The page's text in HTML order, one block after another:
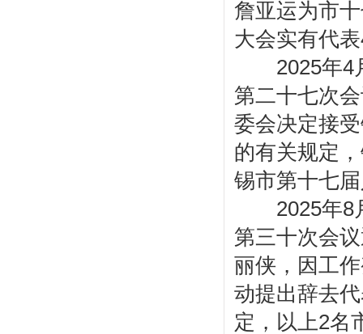
詹亚运为市
大会实有代
2025年4月
第二十七次
委会决定接
的有关规定
锡市第十七
2025年8月
第三十次会
丽侠，因工
动提出辞去
定，以上2名